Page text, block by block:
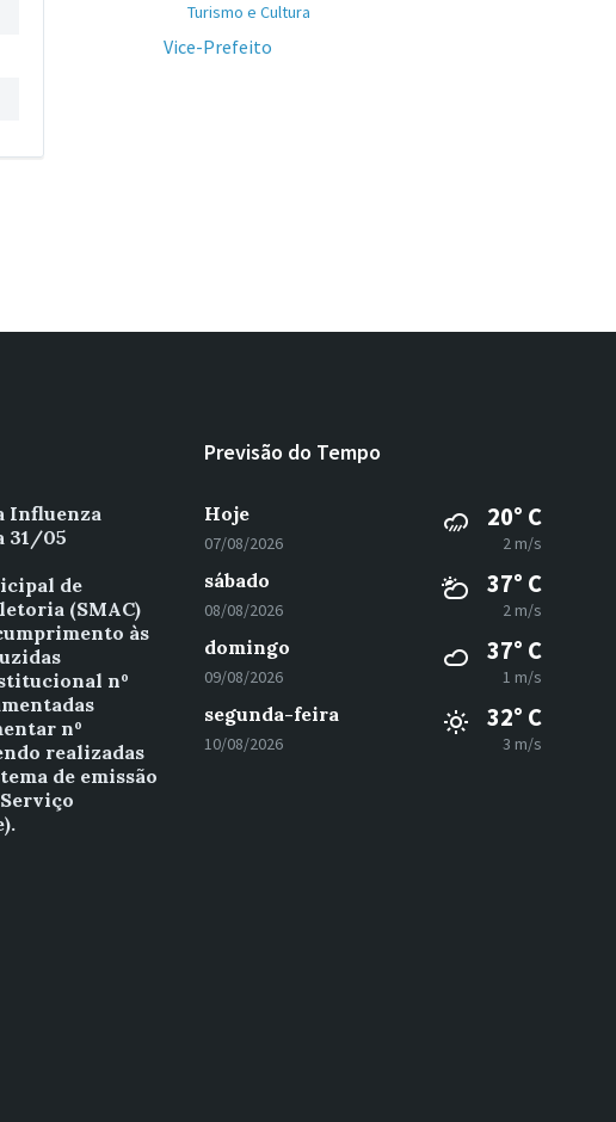
Turismo e Cultura
Vice-Prefeito
Influenza
31/05
de
(SMAC)
às
nº
nº
realizadas
de emissão
Previsão do Tempo
Hoje
07/08/2026
20° C
2 m/s
sábado
08/08/2026
37° C
2 m/s
domingo
09/08/2026
37° C
1 m/s
segunda-feira
10/08/2026
32° C
3 m/s